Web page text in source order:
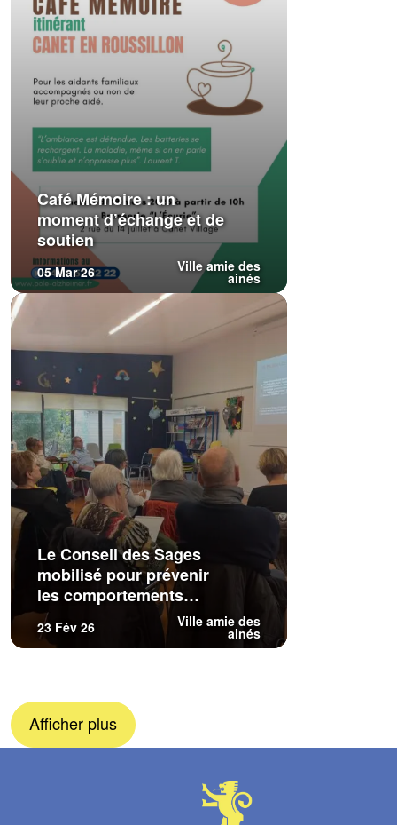
Café Mémoire : un
moment d’échange et de
soutien
05 Mar 26 Ville amie des
ainés
Le Conseil des Sages
mobilisé pour prévenir
les comportements
malveillants
23 Fév 26 Ville amie des
ainés
Afficher plus